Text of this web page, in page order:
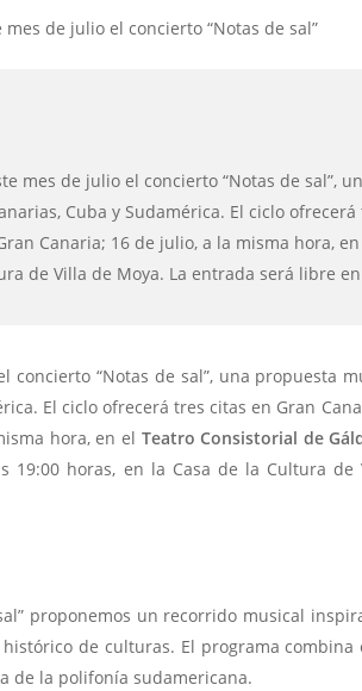
de julio el concierto “Notas de sal”
mes de julio el concierto “Notas de
Cuba y Sudamérica. El ciclo
Canaria; 16 de julio, a la misma hora,
de Villa de Moya. La entrada será libre
concierto “Notas de sal”, una
El ciclo ofrecerá tres citas en Gran
hora, en el Teatro Consistorial de
19:00 horas, en la Casa de la Cultura
proponemos un recorrido musical
de culturas. El programa
de la polifonía sudamericana.